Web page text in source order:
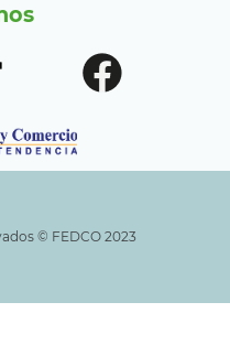
©️ FEDCO 2023